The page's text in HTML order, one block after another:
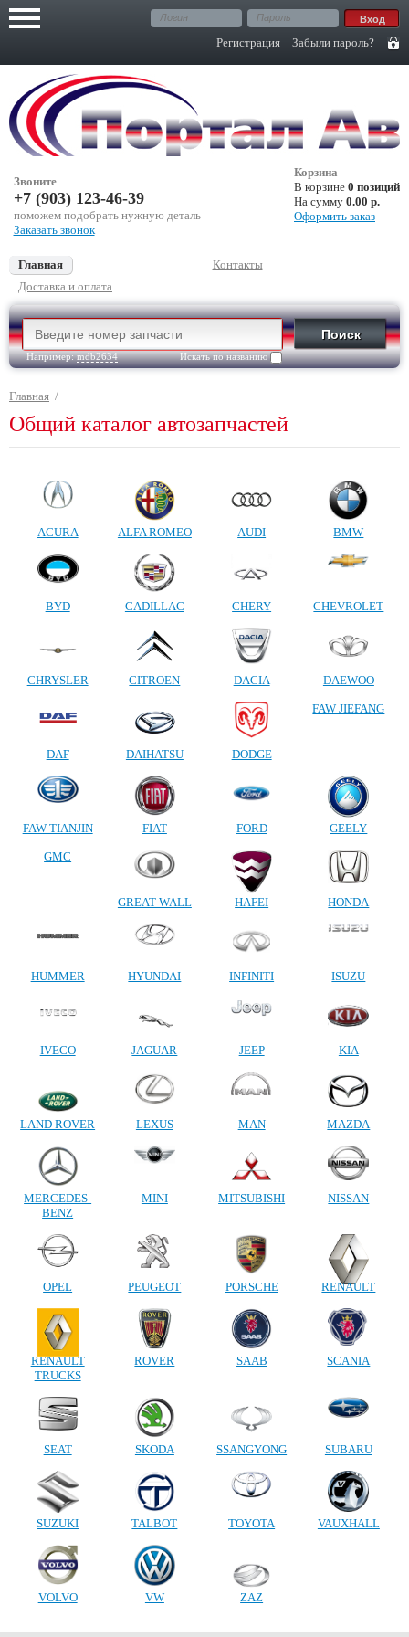
Регистрация Забыли пароль?
Корзина
В корзине 0 позиций
На сумму 0.00 р.
Оформить заказ
Звоните
+7 (903) 123-46-39
поможем подобрать нужную деталь
Заказать звонок
Главная
Контакты
Доставка и оплата
Например:mdb2634 Искать по названию
Главная /
Общий каталог автозапчастей
ACURA ALFA ROMEO AUDI BMW
BYD CADILLAC CHERY CHEVROLET
CHRYSLER CITROEN DACIA DAEWOO
DAF DAIHATSU DODGE
FAW JIEFANG
FAW TIANJIN FIAT FORD GEELY
GMC
GREAT WALL HAFEI HONDA
HUMMER HYUNDAI INFINITI ISUZU
IVECO JAGUAR JEEP KIA
LAND ROVER LEXUS MAN MAZDA
MERCEDES-
BENZ
MINI MITSUBISHI NISSAN
OPEL PEUGEOT PORSCHE RENAULT
RENAULT
TRUCKS
ROVER SAAB SCANIA
SEAT SKODA SSANGYONG SUBARU
SUZUKI TALBOT TOYOTA VAUXHALL
VOLVO VW ZAZ